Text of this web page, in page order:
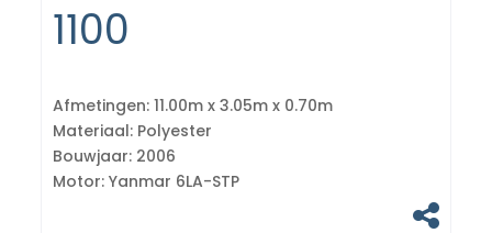
1100
Afmetingen: 11.00m x 3.05m x 0.70m
Materiaal: Polyester
Bouwjaar: 2006
Motor: Yanmar 6LA-STP